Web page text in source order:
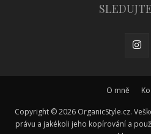
O mně
Copyright © 2026 OrganicStyle.cz.
právu a jakékoli jeho kopírování a